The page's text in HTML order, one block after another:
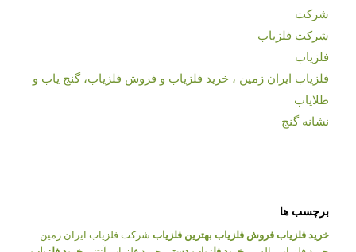
شرکت
شرکت فلزیاب
فلزیاب
فلزیاب ایران زمین ، خرید فلزیاب و فروش فلزیاب، گنج یاب و
طلایاب
نشانه گنج
برچسب ها
خرید فلزیاب فروش فلزیاب بهترین فلزیاب شرکت فلزیاب ایران زمین